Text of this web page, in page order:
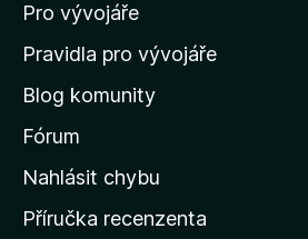
o
m
v
s
k
u
Pro vývojáře
Pravidla pro vývojáře
Blog komunity
Fórum
Nahlásit chybu
Příručka recenzenta